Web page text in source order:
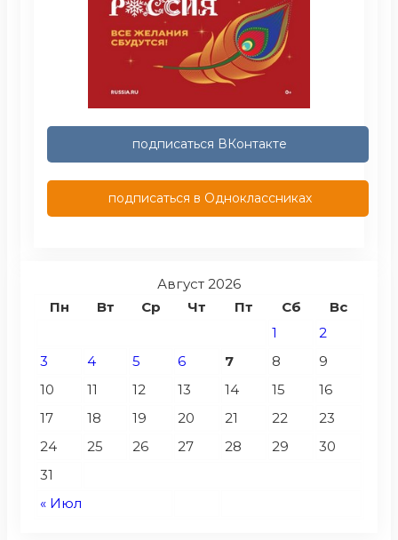
подписаться ВКонтакте
подписаться в Одноклассниках
Август 2026
Пн
Вт Ср Чт Пт Сб Вс
« Июл
1
2
3
4 5 6 7 8
9
10
11 12 13 14 15
16
17
18 19 20 21 22
23
24
25 26 27 28 29
30
31